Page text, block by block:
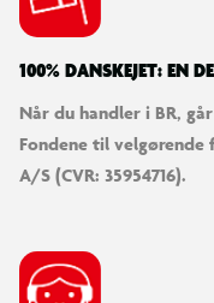
100% DANSKEJET: EN
Når du handler i BR,
Fondene til velgørende
A/S (CVR: 35954716).